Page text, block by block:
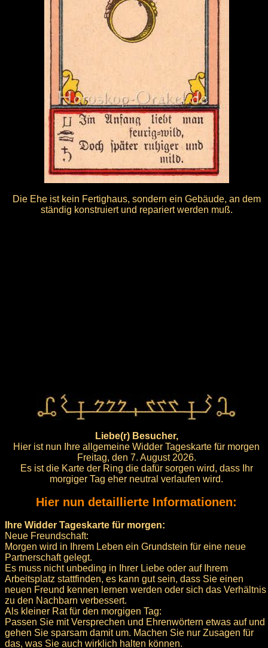
Die Ehe ist kein Fertighaus, sondern ein Gebäude, an dem
ständig konstruiert und repariert werden muß.
Liebe(r) Besucher,
Hier ist nun Ihre allgemeine Widder Tageskarte für morgen
Freitag, den 7. August 2026.
Es ist die Karte der Ring die dafür sorgen wird, dass Ihr
morgiger Tag eher neutral verlaufen wird.
Hier nun detaillierte Informationen:
Ihre Widder Tageskarte für morgen:
Neue Freundschaft:
Morgen wird in Ihrem Leben ein Grundstein für eine neue
Partnerschaft gelegt.
Es muss nicht unbeding in Ihrer Liebe oder auf Ihrem
Arbeitsplatz stattfinden, es kann gut sein, dass Sie einen
neuen Freund kennen lernen werden oder sich das Verhältnis
zu den Nachbarn verbessert.
Als kleiner Rat für den morgigen Tag:
Passen Sie mit Versprechen und Ehrenwörtern etwas auf und
gehen Sie sparsam damit um. Machen Sie nur Zusagen für
das, was Sie auch wirklich halten können.